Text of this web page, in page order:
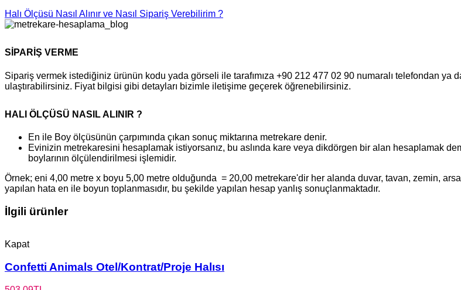
Halı Ölçüsü Nasıl Alınır ve Nasıl Sipariş Verebilirim ?
SİPARİŞ VERME
Sipariş vermek istediğiniz ürünün kodu yada görseli ile tarafımıza +90 212 477 02 90 numaralı telefondan ya
ulaştırabilirsiniz. Fiyat bilgisi gibi detayları bizimle iletişime geçerek öğrenebilirsiniz.
HALI ÖLÇÜSÜ NASIL ALINIR ?
En ile Boy ölçüsünün çarpımında çıkan sonuç miktarına metrekare denir.
Evinizin metrekaresini hesaplamak istiyorsanız, bu aslında kare veya dikdörgen bir alan hesaplamak
boylarının ölçülendirilmesi işlemidir.
Örnek; eni 4,00 metre x boyu 5,00 metre olduğunda = 20,00 metrekare'dir her alanda duvar, tavan, zemin,
yapılan hata en ile boyun toplanmasıdır, bu şekilde yapılan hesap yanlış sonuçlanmaktadır.
İlgili ürünler
Kapat
Confetti Animals Otel/Kontrat/Proje Halısı